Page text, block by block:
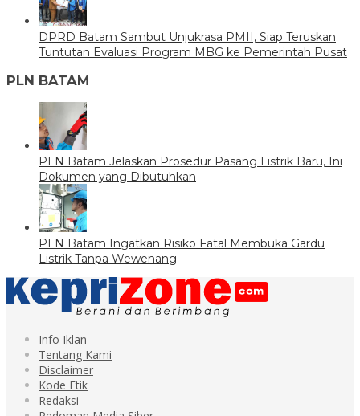
DPRD Batam Sambut Unjukrasa PMII, Siap Teruskan
Tuntutan Evaluasi Program MBG ke Pemerintah Pusat
PLN BATAM
PLN Batam Jelaskan Prosedur Pasang Listrik Baru, Ini
Dokumen yang Dibutuhkan
PLN Batam Ingatkan Risiko Fatal Membuka Gardu
Listrik Tanpa Wewenang
Info Iklan
Tentang Kami
Disclaimer
Kode Etik
Redaksi